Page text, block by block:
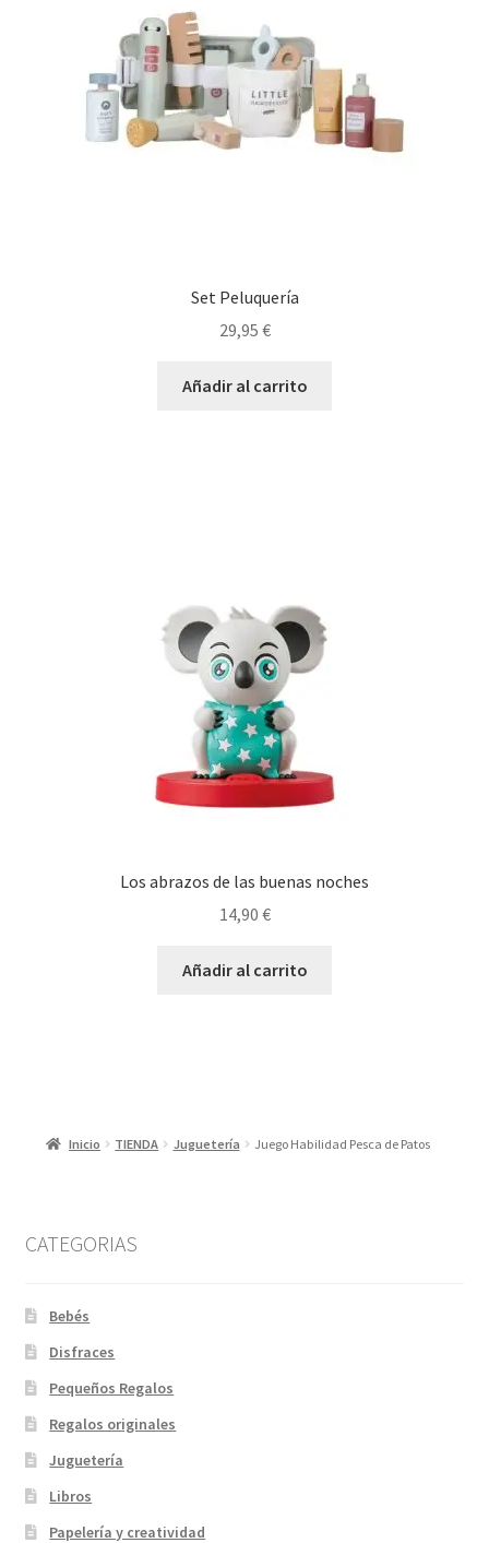
Set Peluquería
29,95 €
Añadir al carrito
Los abrazos de las buenas noches
14,90 €
Añadir al carrito
Inicio TIENDA Juguetería Juego Habilidad Pesca de Patos
CATEGORIAS
Bebés
Disfraces
Pequeños Regalos
Regalos originales
Juguetería
Libros
Papelería y creatividad